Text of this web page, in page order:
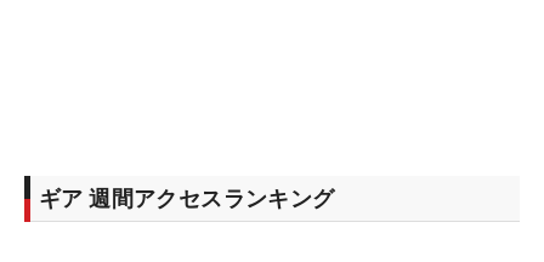
ギア 週間アクセスランキング